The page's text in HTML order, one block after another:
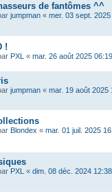
de fantômes ^^
jumpman « mer. 03 sept.
!
PXL « mar. 26 août 2025 06:19
jumpman « mar. 19 août 2025
Blondex « mar. 01 juil. 2025
PXL « dim. 08 déc. 2024 12:38